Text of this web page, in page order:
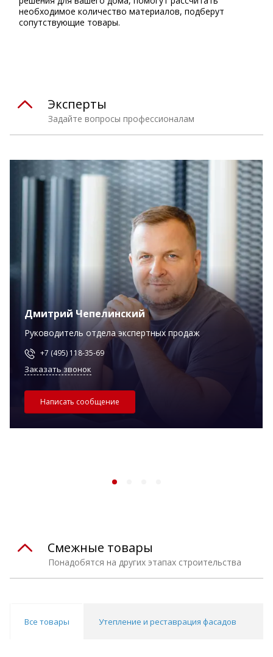
необходимое количество материалов, подберут
сопутствующие товары.
Задайте вопросы профессионалам
Эксперты
Дмитрий Чепелинский
Руководитель отдела экспертных продаж
+7 (495) 118-35-69
Заказать звонок
Написать сообщение
Понадобятся на других этапах строительства
Смежные товары
Все товары Утепление и реставрация фасадов